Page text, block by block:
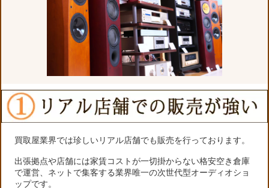
買取屋業界では珍しいリアル店舗でも販売を行っております。
出張拠点や店舗には家賃コストが一切掛からない格安空き倉庫
で運営、ネットで集客する業界唯一の次世代型オーディオショ
ップです。